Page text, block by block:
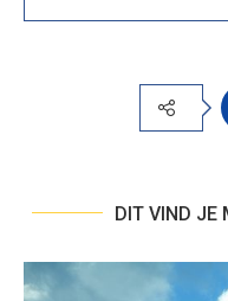
DIT VIND JE